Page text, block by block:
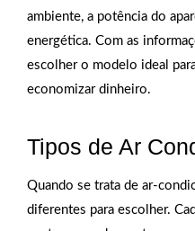
ambiente, a potência do
energética. Com as
escolher o modelo ideal
economizar dinheiro.
Tipos de Ar
Quando se trata de ar-
diferentes para escolher.